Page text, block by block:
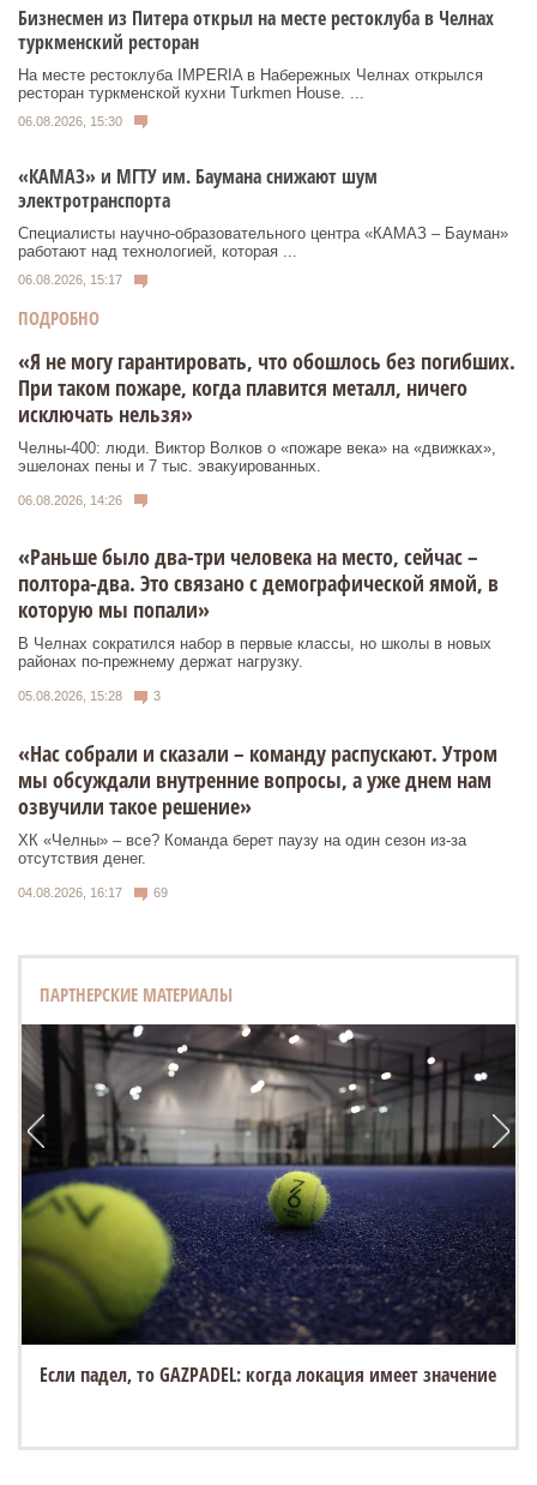
Бизнесмен из Питера открыл на месте рестоклуба в Челнах
туркменский ресторан
На месте рестоклуба IMPERIA в Набережных Челнах открылся
ресторан туркменской кухни Turkmen House. ...
06.08.2026, 15:30
«КАМАЗ» и МГТУ им. Баумана снижают шум
электротранспорта
Специалисты научно-образовательного центра «КАМАЗ – Бауман»
работают над технологией, которая ...
06.08.2026, 15:17
ПОДРОБНО
«Я не могу гарантировать, что обошлось без погибших.
При таком пожаре, когда плавится металл, ничего
исключать нельзя»
Челны-400: люди. Виктор Волков о «пожаре века» на «движках»,
эшелонах пены и 7 тыс. эвакуированных.
06.08.2026, 14:26
«Раньше было два-три человека на место, сейчас –
полтора-два. Это связано с демографической ямой, в
которую мы попали»
В Челнах сократился набор в первые классы, но школы в новых
районах по-прежнему держат нагрузку.
05.08.2026, 15:28 3
«Нас собрали и сказали – команду распускают. Утром
мы обсуждали внутренние вопросы, а уже днем нам
озвучили такое решение»
ХК «Челны» – все? Команда берет паузу на один сезон из-за
отсутствия денег.
04.08.2026, 16:17 69
ПАРТНЕРСКИЕ МАТЕРИАЛЫ
Если падел, то GAZPADEL: когда локация имеет значение